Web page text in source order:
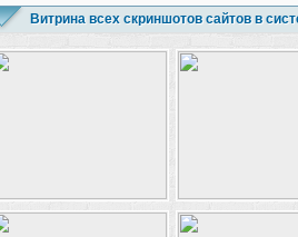
Витрина всех скриншотов сайтов в